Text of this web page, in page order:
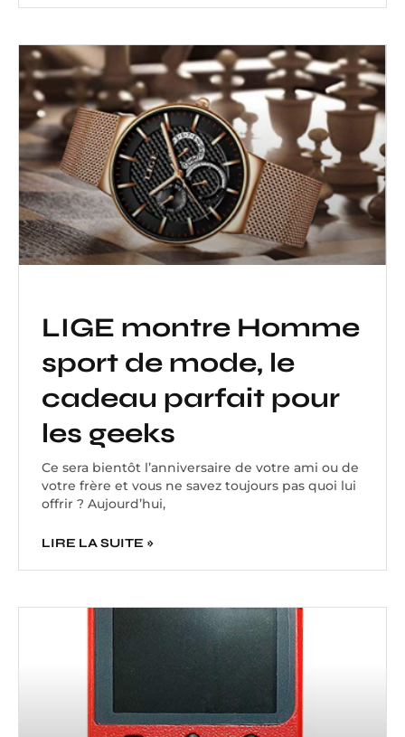
LIGE montre Homme
sport de mode, le
cadeau parfait pour
les geeks
Ce sera bientôt l’anniversaire de votre ami ou de
votre frère et vous ne savez toujours pas quoi lui
offrir ? Aujourd’hui,
LIRE LA SUITE »